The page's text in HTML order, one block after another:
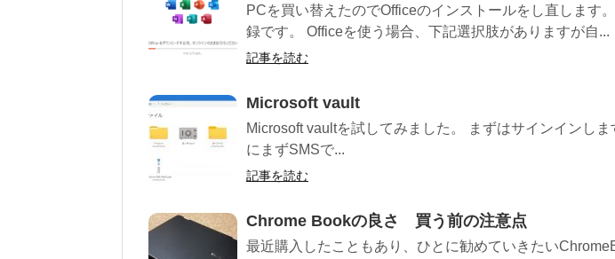
PCを買い替えたのでOfficeのインストールをし直します
録です。 Officeを使う場合、下記選択肢がありますが自...
記事を読む
Microsoft vault
Microsoft vaultを試してみました。 まずはサインインし
にまずSMSで...
記事を読む
Chrome Bookの良さ 買う前の注意点
最近購入したこともあり、ひとに勧めていきたい